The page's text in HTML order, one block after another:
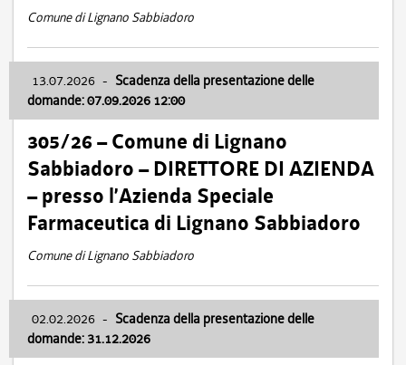
Comune di Lignano Sabbiadoro
13.07.2026 - Scadenza della presentazione delle
domande: 07.09.2026 12:00
305/26 – Comune di Lignano
Sabbiadoro – DIRETTORE DI AZIENDA
– presso l’Azienda Speciale
Farmaceutica di Lignano Sabbiadoro
Comune di Lignano Sabbiadoro
02.02.2026 - Scadenza della presentazione delle
domande: 31.12.2026